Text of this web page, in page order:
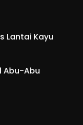
Lantai Kayu
Abu-Abu